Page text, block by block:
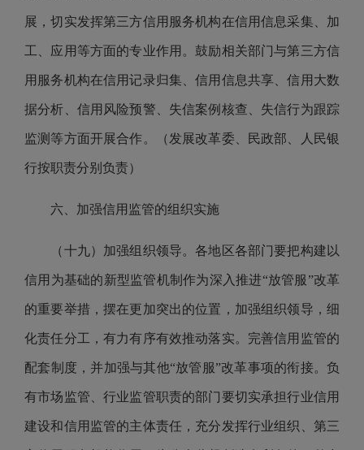
展，切实发挥第三方信用服务机构在信用信息采集、加
工、应用等方面的专业作用。鼓励相关部门与第三方信
用服务机构在信用记录归集、信用信息共享、信用大数
据分析、信用风险预警、失信案例核查、失信行为跟踪
监测等方面开展合作。（发展改革委、民政部、人民银
行按职责分别负责）
六、加强信用监管的组织实施
（十九）加强组织领导。各地区各部门要把构建以
信用为基础的新型监管机制作为深入推进“放管服”改革
的重要举措，摆在更加突出的位置，加强组织领导，细
化责任分工，有力有序有效推动落实。完善信用监管的
配套制度，并加强与其他“放管服”改革事项的衔接。负
有市场监管、行业监管职责的部门要切实承担行业信用
建设和信用监管的主体责任，充分发挥行业组织、第三